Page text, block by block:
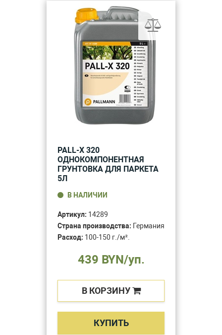
PALL-X 320
ОДНОКОМПОНЕНТНАЯ
ГРУНТОВКА ДЛЯ ПАРКЕТА
5Л
В НАЛИЧИИ
Артикул: 14289
Страна производства: Германия
Расход: 100-150 г./м².
439 BYN/уп.
В КОРЗИНУ
КУПИТЬ